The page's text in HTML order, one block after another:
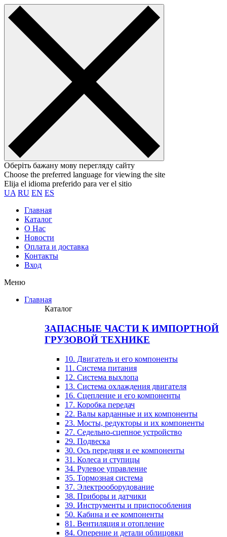
Оберіть бажану мову перегляду сайту
Choose the preferred language for viewing the site
Elija el idioma preferido para ver el sitio
UA RU EN ES
Главная
Каталог
О Нас
Новости
Оплата и доставка
Контакты
Вход
Меню
Главная
Каталог
ЗАПАСНЫЕ ЧАСТИ К ИМПОРТНОЙ
ГРУЗОВОЙ ТЕХНИКЕ
10. Двигатель и его компоненты
11. Система питания
12. Система выхлопа
13. Система охлаждения двигателя
16. Сцепление и его компоненты
17. Коробка передач
22. Валы карданные и их компоненты
23. Мосты, редукторы и их компоненты
27. Седельно-сцепное устройство
29. Подвеска
30. Ось передняя и ее компоненты
31. Колеса и ступицы
34. Рулевое управление
35. Тормозная система
37. Электрооборудование
38. Приборы и датчики
39. Инструменты и приспособления
50. Кабина и ее компоненты
81. Вентиляция и отопление
84. Оперение и детали облицовки